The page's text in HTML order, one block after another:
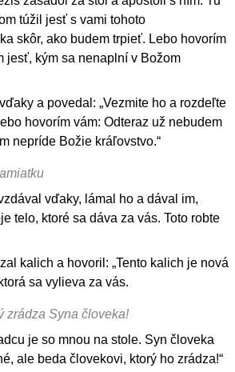
túžil jesť s vami tohoto
skôr, ako budem trpieť. Lebo hovorím
jesť, kým sa nenaplní v Božom
a povedal: „Vezmite ho a rozdeľte
hovorím vám: Odteraz už nebudem
nepríde Božie kráľovstvo.“
vďaky, lámal ho a dával im,
telo, ktoré sa dáva za vás. Toto robte
kalich a hovoril: „Tento kalich je nová
sa vylieva za vás.
zrádza Syna človeka!
je so mnou na stole. Syn človeka
ale beda človekovi, ktorý ho zrádza!“